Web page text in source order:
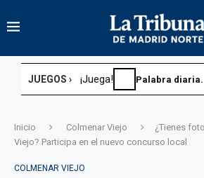
JUEGOS › ¡Juega! Palabra diaria.
Inicio Colmenar Viejo
¿Tienes
Viejo? Participa en el nuevo concurso local
COLMENAR VIEJO